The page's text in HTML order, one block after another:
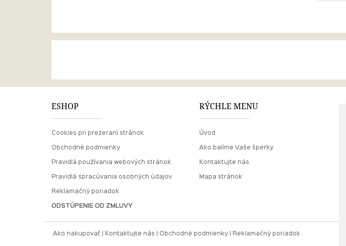
ESHOP
Cookies pri prezeraní stránok
Obchodné podmienky
Pravidlá používania webových stránok
Pravidlá spracúvania osobných údajov
Reklamačný poriadok
ODSTÚPENIE OD ZMLUVY
RÝCHLE MENU
Úvod
Ako balíme Vaše šperky
Kontaktujte nás
Mapa stránok
Ako nakupovať Kontaktujte nás Obchodné podmienky Reklamačný poriadok